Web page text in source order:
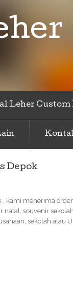
Leher Custom
Depok
, kami menerima
souvenir
sekolah atau